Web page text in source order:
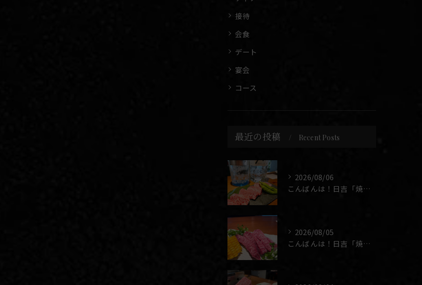
接待
会食
デート
宴会
コース
最近の投稿 Recent Posts
2026/08/06
こんばんは！日吉「焼肉 煉」です🥩
2026/08/05
こんばんは！日吉「焼肉 煉」です🥩